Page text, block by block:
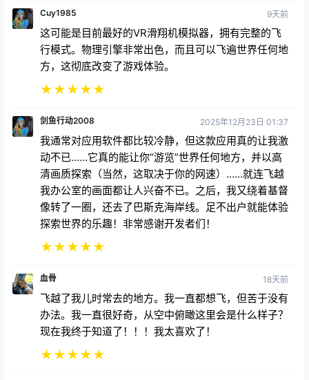
Cuy1985 9天前
这可能是目前最好的VR滑翔机模拟器，拥有完整的飞
行模式。物理引擎非常出色，而且可以飞遍世界任何地
方，这彻底改变了游戏体验。
★★★★★
剑鱼行动2008 2025年12月23日 01:37
我通常对应用软件都比较冷静，但这款应用真的让我激
动不已……它真的能让你“游览”世界任何地方，并以高
清画质探索（当然，这取决于你的网速）……就连飞越
我办公室的画面都让人兴奋不已。之后，我又绕着基督
像转了一圈，还去了巴斯克海岸线。足不出户就能体验
探索世界的乐趣！非常感谢开发者们！
★★★★★
血骨 18天前
飞越了我儿时常去的地方。我一直都想飞，但苦于没有
办法。我一直很好奇，从空中俯瞰这里会是什么样子？
现在我终于知道了！！！我太喜欢了！
★★★★★